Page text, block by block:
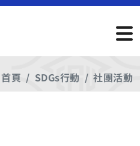
首頁 SDGs行動 社團活動